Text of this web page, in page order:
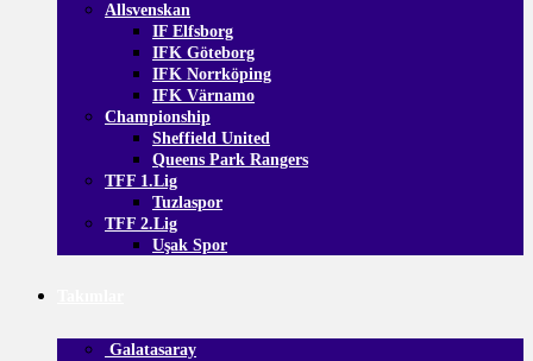
Allsvenskan
IF Elfsborg
IFK Göteborg
IFK Norrköping
IFK Värnamo
Championship
Sheffield United
Queens Park Rangers
TFF 1.Lig
Tuzlaspor
TFF 2.Lig
Uşak Spor
Galatasaray